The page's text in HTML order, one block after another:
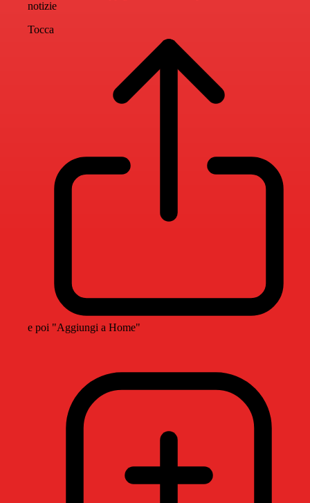
notizie
Tocca
e poi "Aggiungi a Home"